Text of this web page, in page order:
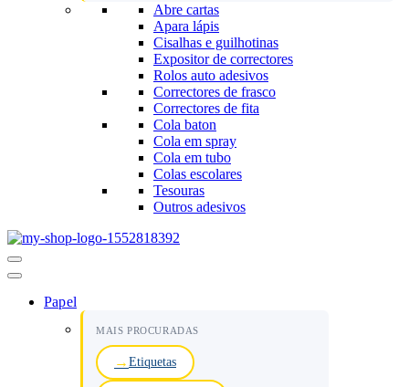
Abre cartas
Apara lápis
Cisalhas e guilhotinas
Expositor de correctores
Rolos auto adesivos
Correctores de frasco
Correctores de fita
Cola baton
Cola em spray
Cola em tubo
Colas escolares
Tesouras
Outros adesivos
Menu
de
Papel
MAIS PROCURADAS
Etiquetas